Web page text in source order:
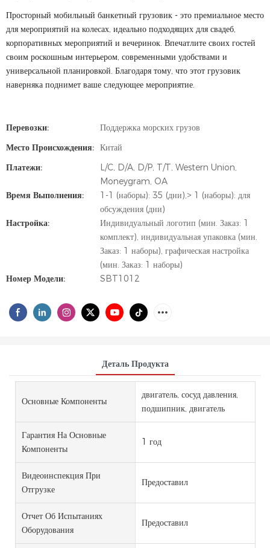
Просторный мобильный банкетный грузовик - это премиальное место
для мероприятий на колесах, идеально подходящих для свадеб,
корпоративных мероприятий и вечеринок. Впечатлите своих гостей
своим роскошным интерьером, современными удобствами и
универсальной планировкой. Благодаря тому, что этот грузовик
наверняка поднимет ваше следующее мероприятие.
Перевозки:
Поддержка морских грузов
Место Происхождения: Китай
Платежи:
L/C, D/A, D/P, T/T, Western Union,
Moneygram, OA
Время Выполнения:
1-1 (наборы): 35 (дни),> 1 (наборы): для
обсуждения (дни)
Настройка:
Индивидуальный логотип (мин. Заказ: 1
комплект), индивидуальная упаковка (мин.
Заказ: 1 наборы), графическая настройка
(мин. Заказ: 1 наборы)
Номер Модели:
SBT1012
Деталь Продукта
Основные Компоненты
двигатель, сосуд давления,
подшипник, двигатель
Гарантия На Основные
Компоненты
1 год
Видеоинспекция При
Отгрузке
Предоставил
Отчет Об Испытаниях
Оборудования
Предоставил